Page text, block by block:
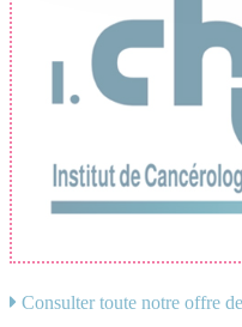
Consulter toute notre offre